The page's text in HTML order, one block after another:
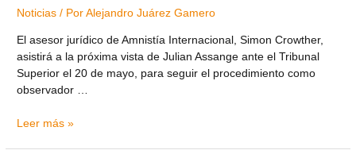
Noticias / PorAlejandro Juárez Gamero
El asesor jurídico de Amnistía Internacional, Simon Crowther,
asistirá a la próxima vista de Julian Assange ante el Tribunal
Superior el 20 de mayo, para seguir el procedimiento como
observador …
Leer más »